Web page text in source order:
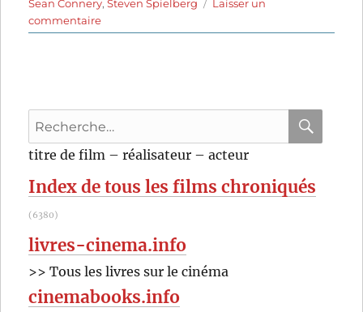
Sean Connery,Steven Spielberg
Laisser un
commentairesur
Indiana
croisade
de
Spielberg
Recherche
pour
titre de film – réalisateur – acteur
Index de tous les films chroniqués
(6380)
livres-cinema.info
>> Tous les livres sur le cinéma
cinemabooks.info